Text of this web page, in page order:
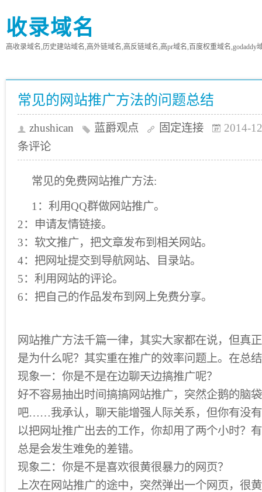
收录域名
高收录域名,历史建站域名,高外链域名,高反链域名,高pr域名,百度权重域名,godaddy
常见的网站推广方法的问题总结
zhushican 蓝爵观点 固定连接
2014-
条评论
常见的免费网站推广方法:
1：利用QQ群做网站推广。
2：申请友情链接。
3：软文推广，把文章发布到相关网站。
4：把网址提交到导航网站、目录站。
5：利用网站的评论。
6：把自己的作品发布到网上免费分享。
网站推广方法千篇一律，其实大家都在说，但真
是为什么呢？其实重在推广的效率问题上。在总
现象一：你是不是在边聊天边搞推广呢？
好不容易抽出时间搞搞网站推广，突然企鹅的脑
吧……我承认，聊天能增强人际关系，但你有没
以把网址推广出去的工作，你却用了两个小时？
总是会发生难免的差错。
现象二：你是不是喜欢很黄很暴力的网页？
上次在网站推广的途中，突然弹出一个网页，很